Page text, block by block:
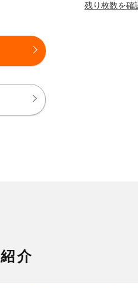
残り枚数を確
介